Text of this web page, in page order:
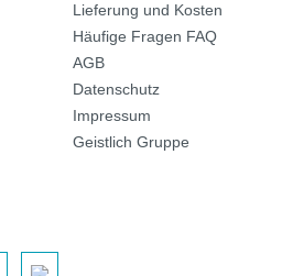
Lieferung und Kosten
Häufige Fragen FAQ
AGB
Datenschutz
Impressum
Geistlich Gruppe